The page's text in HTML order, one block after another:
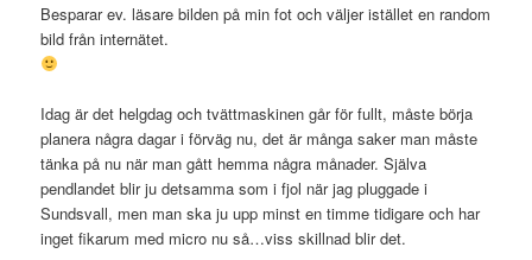
Besparar ev. läsare bilden på min fot och väljer istället en random
bild från internätet.
Idag är det helgdag och tvättmaskinen går för fullt, måste börja
planera några dagar i förväg nu, det är många saker man måste
tänka på nu när man gått hemma några månader. Själva
pendlandet blir ju detsamma som i fjol när jag pluggade i
Sundsvall, men man ska ju upp minst en timme tidigare och har
inget fikarum med micro nu så…viss skillnad blir det.